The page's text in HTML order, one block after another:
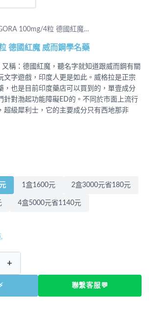
100mg/4粒 德國紅魔…
德國紅魔 威而鋼學名藥
又稱：德國紅魔，聽名字就知道跟威而鋼有關
文字遊戲，印度人更是如此。威格拉是正宗
，也是目前印度藥店可以買到的，單壹成分
針對渤起功能障礙ED的。不同於市面上流行
超級犀利士，它的主要成分只有西地那非
1盒1600元 2盒3000元省180元
4盒5000元省1140元
+
聯繫客服💬